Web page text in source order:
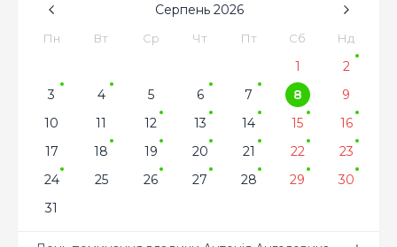
Серпень 2026
Пн Вт Ср Чт Пт Сб Нд
1
2
3
4 5 6 7 8
9
10
11 12 13 14 15
16
17
18 19 20 21 22
23
24
25 26 27 28 29
30
31